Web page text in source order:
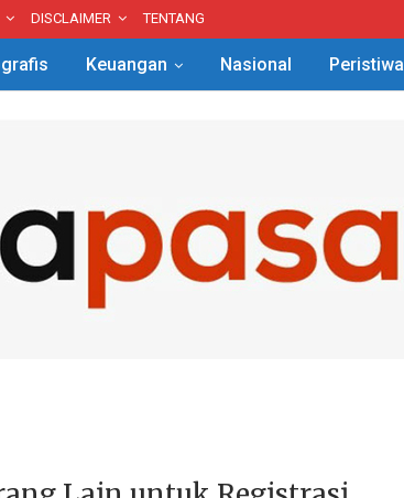
DISCLAIMER TENTANG
Keuangan Nasional Peristiwa